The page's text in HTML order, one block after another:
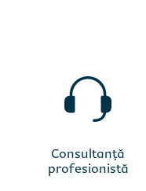
Consultanță
profesionistă